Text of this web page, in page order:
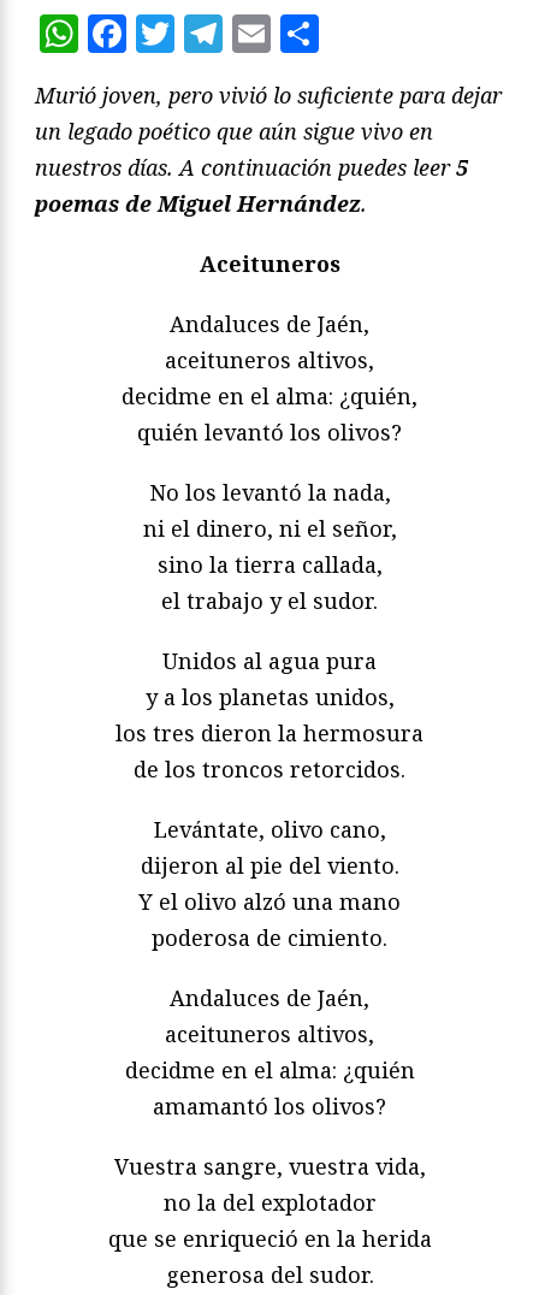
WhatsApp
Facebook
Twitter
Telegram
Email
Murió joven, pero vivió lo suficiente para dejar
un legado poético que aún sigue vivo en
nuestros días. A continuación puedes leer5
poemas de Miguel Hernández.
Aceituneros
Andaluces de Jaén,
aceituneros altivos,
decidme en el alma: ¿quién,
quién levantó los olivos?
No los levantó la nada,
ni el dinero, ni el señor,
sino la tierra callada,
el trabajo y el sudor.
Unidos al agua pura
y a los planetas unidos,
los tres dieron la hermosura
de los troncos retorcidos.
Levántate, olivo cano,
dijeron al pie del viento.
Y el olivo alzó una mano
poderosa de cimiento.
Andaluces de Jaén,
aceituneros altivos,
decidme en el alma: ¿quién
amamantó los olivos?
Vuestra sangre, vuestra vida,
no la del explotador
que se enriqueció en la herida
generosa del sudor.